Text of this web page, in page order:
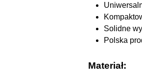
Solidne
Polska
Materiał: